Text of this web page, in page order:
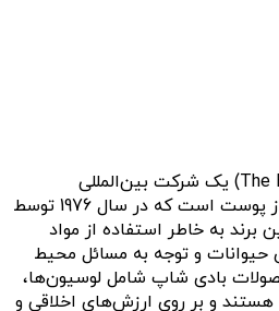
برند بادی شاپ (The Body Shop) یک شرکت بین‌المللی
محصولات زیبایی و مراقبت از پوست است که در سال 1976 توسط
به خاطر استفاده از مواد
و توجه به مسائل محیط
بادی شاپ شامل لوسیون‌ها،
هستند و بر روی ارزش‌های اخلاقی و